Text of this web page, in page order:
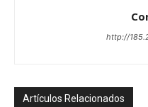
http://
Artículos Relacionados